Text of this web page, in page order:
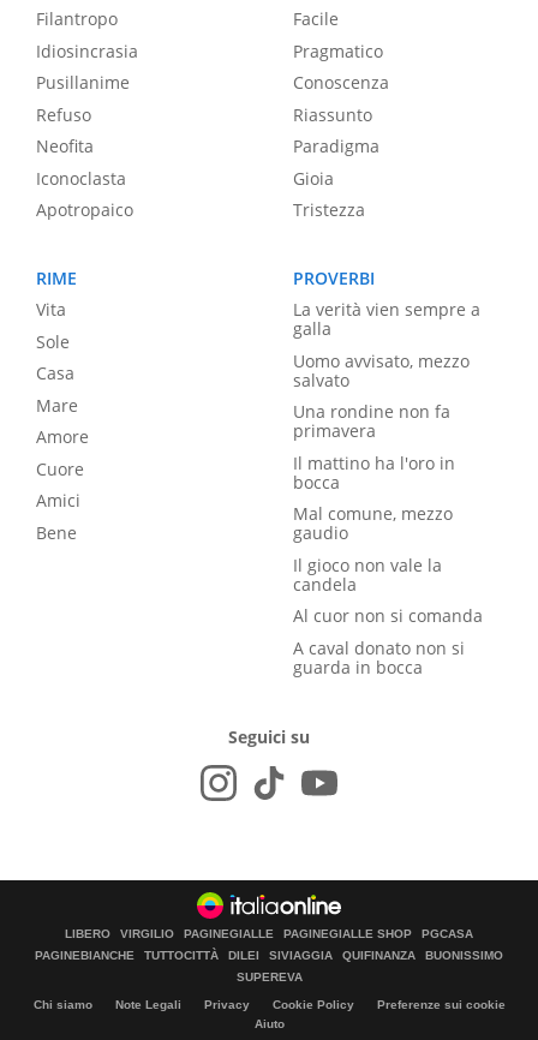
Filantropo
Idiosincrasia
Pusillanime
Refuso
Neofita
Iconoclasta
Apotropaico
Facile
Pragmatico
Conoscenza
Riassunto
Paradigma
Gioia
Tristezza
RIME
Vita
Sole
Casa
Mare
Amore
Cuore
Amici
Bene
PROVERBI
La verità vien sempre a
galla
Uomo avvisato, mezzo
salvato
Una rondine non fa
primavera
Il mattino ha l'oro in
bocca
Mal comune, mezzo
gaudio
Il gioco non vale la
candela
Al cuor non si comanda
A caval donato non si
guarda in bocca
Seguici su
LIBERO VIRGILIO PAGINEGIALLE PAGINEGIALLE SHOP
PGCASA
PAGINEBIANCHE
TUTTOCITTÀ DILEI SIVIAGGIA QUIFINANZA
BUONISSIMO
SUPEREVA
Chi siamo Note Legali Privacy Cookie Policy
Preferenze sui cookie
Aiuto